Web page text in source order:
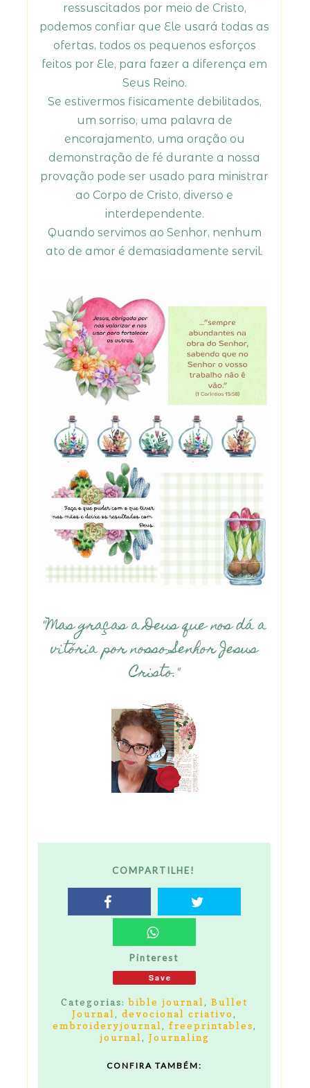
ressuscitados por meio de Cristo,
podemos confiar que Ele usará todas as
ofertas, todos os pequenos esforços
feitos por Ele, para fazer a diferença em
Seus Reino.
Se estivermos fisicamente debilitados,
um sorriso, uma palavra de
encorajamento, uma oração ou
demonstração de fé durante a nossa
provação pode ser usado para ministrar
ao Corpo de Cristo, diverso e
interdependente.
Quando servimos ao Senhor, nenhum
ato de amor é demasiadamente servil.
"Mas graças a Deus que nos dá a
vitória por nosso Senhor Jesus
Cristo."
COMPARTILHE!
Pinterest
Save
Categorias:bible journal , Bullet
Journal , devocional criativo ,
embroideryjournal , freeprintables,
journal , Journaling
CONFIRA TAMBÉM: